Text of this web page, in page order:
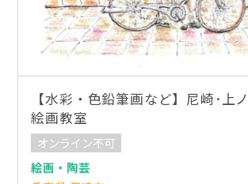
【水彩・色鉛筆画など】尼崎･上
絵画教室
オンライン不可
絵画・陶芸